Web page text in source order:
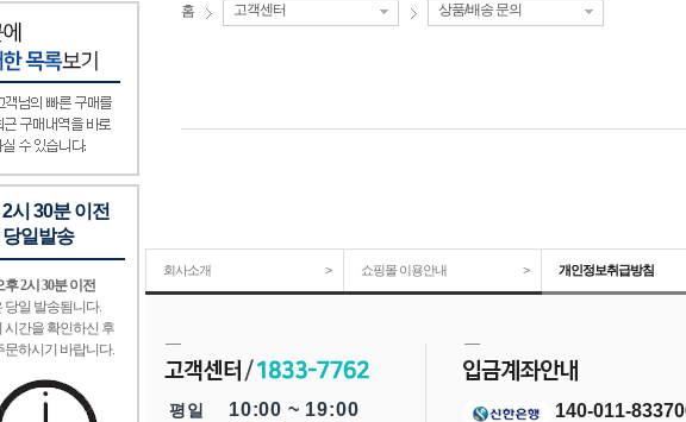
홈 고객센터 상품/배송 문의
회사소개 > 쇼핑몰 이용안내 > 개인정보취급방침
평일 10:00 ~ 19:00 140-011-
시 30분 이전
일발송
후 2시 30분 이전
당일 발송됨니다.
시간을 확인하신 후
문하시기 바랍니다.